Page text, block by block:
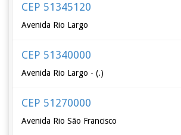
CEP 51345120
Avenida Rio Largo
CEP 51340000
Avenida Rio Largo - (.)
CEP 51270000
Avenida Rio São Francisco